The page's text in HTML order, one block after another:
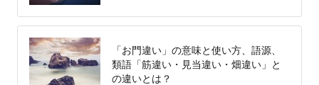
「お門違い」の意味と使い方、語源、
類語「筋違い・見当違い・畑違い」と
の違いとは？